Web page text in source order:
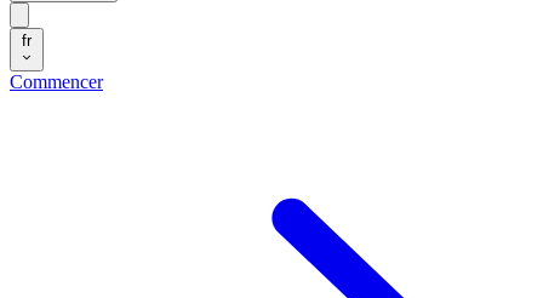
fr
Commencer